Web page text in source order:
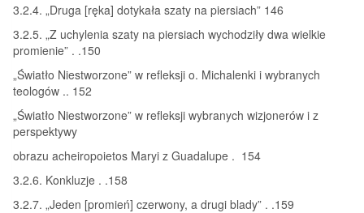
3.2.4. „Druga [ręka] dotykała szaty na piersiach” 146
3.2.5. „Z uchylenia szaty na piersiach wychodziły dwa wielkie
promienie” . .150
„Światło Niestworzone” w refleksji o. Michalenki i wybranych
teologów .. 152
„Światło Niestworzone” w refleksji wybranych wizjonerów i z
perspektywy
obrazu acheiropoietos Maryi z Guadalupe . 154
3.2.6. Konkluzje . .158
3.2.7. „Jeden [promień] czerwony, a drugi blady” . .159